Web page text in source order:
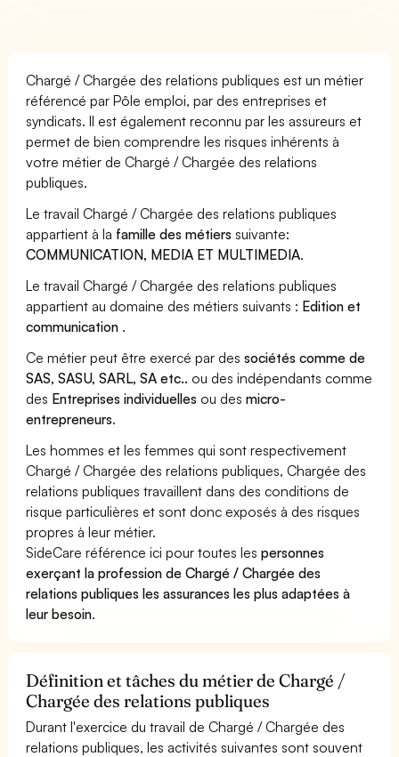
Chargé / Chargée des relations publiques est un métier
référencé par Pôle emploi, par des entreprises et
syndicats. Il est également reconnu par les assureurs et
permet de bien comprendre les risques inhérents à
votre métier de Chargé / Chargée des relations
publiques.
Le travail Chargé / Chargée des relations publiques
appartient à la famille des métiers suivante:
COMMUNICATION, MEDIA ET MULTIMEDIA.
Le travail Chargé / Chargée des relations publiques
appartient au domaine des métiers suivants : Edition et
communication .
Ce métier peut être exercé par dessociétés comme de
SAS, SASU, SARL, SA etc.. ou des indépendants comme
des Entreprises individuelles ou desmicro-
entrepreneurs.
Les hommes et les femmes qui sont respectivement
Chargé / Chargée des relations publiques, Chargée des
relations publiques travaillent dans des conditions de
risque particulières et sont donc exposés à des risques
propres à leur métier.
SideCare référence ici pour toutes lespersonnes
exerçant la profession de Chargé / Chargée des
relations publiques les assurances les plus adaptées à
leur besoin.
Définition et tâches du métier de Chargé /
Chargée des relations publiques
Durant l'exercice du travail de Chargé / Chargée des
relations publiques, les activités suivantes sont souvent